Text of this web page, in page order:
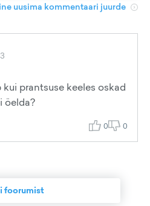
uusima kommentaari juurde
prantsuse keeles oskad
öelda?
0 0
foorumist